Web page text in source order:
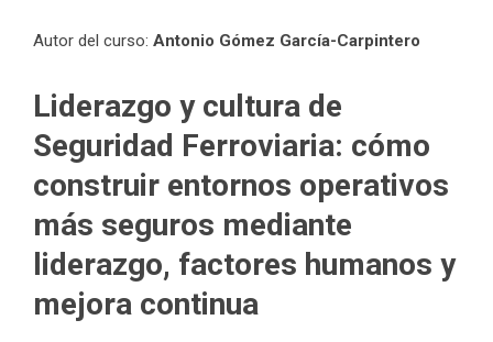
Autor del curso: Antonio Gómez García-Carpintero
Liderazgo y cultura de
Seguridad Ferroviaria: cómo
construir entornos operativos
más seguros mediante
liderazgo, factores humanos y
mejora continua